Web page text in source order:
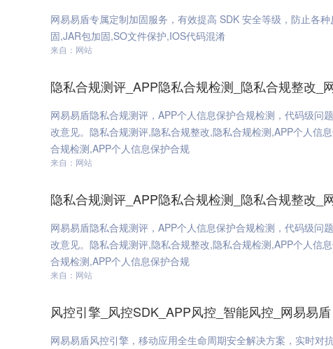
网易易盾专属定制加固服务，有效提高 SDK 安全等级，防止各
固,JAR包加固,SO文件保护,IOS代码混淆
来自：网站
隐私合规测评_APP隐私合规检测_隐私合规整改_
网易易盾隐私合规测评，APP个人信息保护合规检测，代码级
改意见。隐私合规测评,隐私合规整改,隐私合规检测,APP个人信
合规检测,APP个人信息保护合规
来自：网站
隐私合规测评_APP隐私合规检测_隐私合规整改_
网易易盾隐私合规测评，APP个人信息保护合规检测，代码级
改意见。隐私合规测评,隐私合规整改,隐私合规检测,APP个人信
合规检测,APP个人信息保护合规
来自：网站
风控引擎_风控SDK_APP风控_智能风控_网易易盾
网易易盾风控引擎，移动应用全生命周期安全解决方案，实时